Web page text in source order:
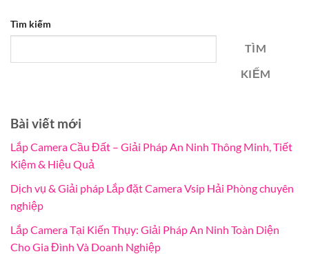
Tìm kiếm
TÌM
KIẾM
Bài viết mới
Lắp Camera Cầu Đất – Giải Pháp An Ninh Thông Minh, Tiết
Kiệm & Hiệu Quả
Dịch vụ & Giải pháp Lắp đặt Camera Vsip Hải Phòng chuyên
nghiệp
Lắp Camera Tại Kiến Thụy: Giải Pháp An Ninh Toàn Diện
Cho Gia Đình Và Doanh Nghiệp